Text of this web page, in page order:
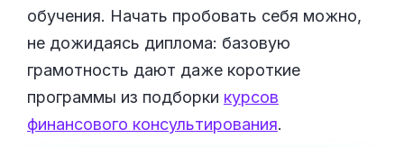
обучения. Начать пробовать себя можно,
не дожидаясь диплома: базовую
грамотность дают даже короткие
программы из подборки курсов
финансового консультирования.